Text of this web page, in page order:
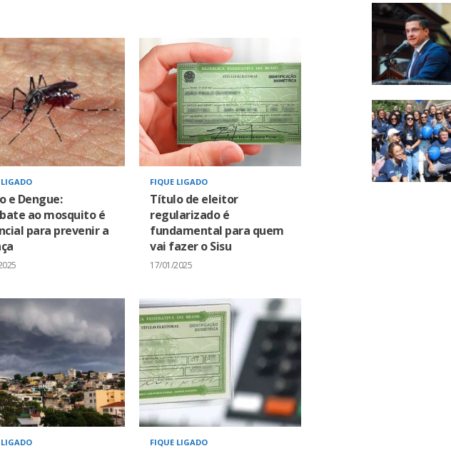
e Dengue:
ao mosquito é
para prevenir a
FIQUE LIGADO
Título de eleitor
regularizado é
fundamental para quem
vai fazer o Sisu
17/01/2025
FIQUE LIGADO